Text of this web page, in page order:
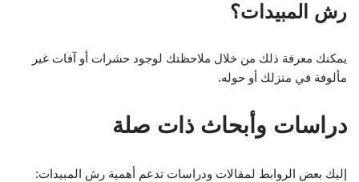
رش المبيدات؟
يمكنك معرفة ذلك من خلال ملاحظتك لوجود حشرات أو آفات غير
مألوفة في منزلك أو حوله.
دراسات وأبحاث ذات صلة
إليك بعض الروابط لمقالات ودراسات تدعم أهمية رش المبيدات: